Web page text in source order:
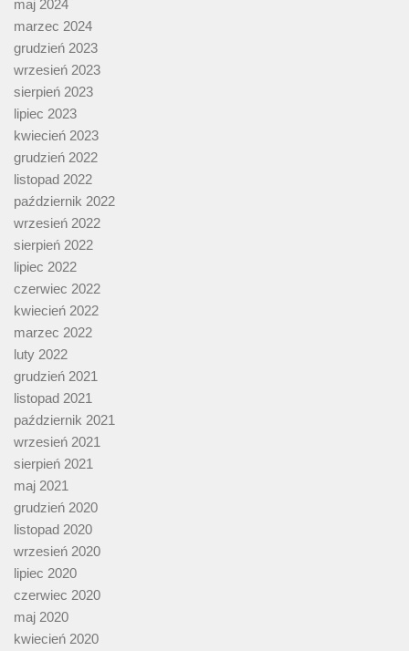
maj 2024
marzec 2024
grudzień 2023
wrzesień 2023
sierpień 2023
lipiec 2023
kwiecień 2023
grudzień 2022
listopad 2022
październik 2022
wrzesień 2022
sierpień 2022
lipiec 2022
czerwiec 2022
kwiecień 2022
marzec 2022
luty 2022
grudzień 2021
listopad 2021
październik 2021
wrzesień 2021
sierpień 2021
maj 2021
grudzień 2020
listopad 2020
wrzesień 2020
lipiec 2020
czerwiec 2020
maj 2020
kwiecień 2020